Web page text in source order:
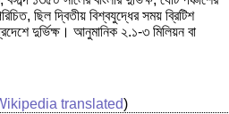
ছিল দ্বিতীয় বিশ্বযুদ্ধের সময় ব্রিটিশ
দুর্ভিক্ষ। আনুমানিক ২.১-৩ মিলিয়ন বা
translated)